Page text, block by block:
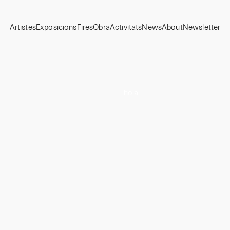
ArtistesExposicions FiresObraActivitatsNewsAboutNewsletter